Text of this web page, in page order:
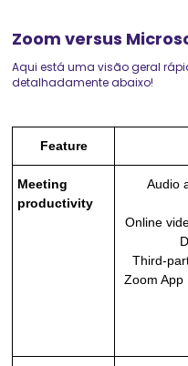
Zoom versus
Aqui está uma visão geral
detalhadamente abaixo!
Feature
Meeting
productivity
Audio
Online
Third-
Zoom App